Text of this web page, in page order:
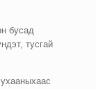
бусад
тусгай